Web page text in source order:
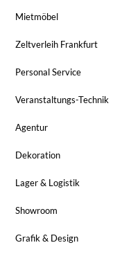
Mietmöbel
Zeltverleih Frankfurt
Personal Service
Veranstaltungs-Technik
Agentur
Dekoration
Lager & Logistik
Showroom
Grafik & Design